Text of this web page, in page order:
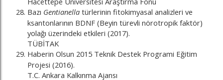
Bazı Gentianella türlerinin fitokimyasal analizleri ve
ksantonlarının BDNF (Beyin türevli nörotropik faktör)
yolağı üzerindeki etkileri (2017).
TÜBİTAK
Haberin Olsun 2015 Teknik Destek Programi Eğitim
Projesi (2016).
T.C. Ankara Kalkınma Ajansı